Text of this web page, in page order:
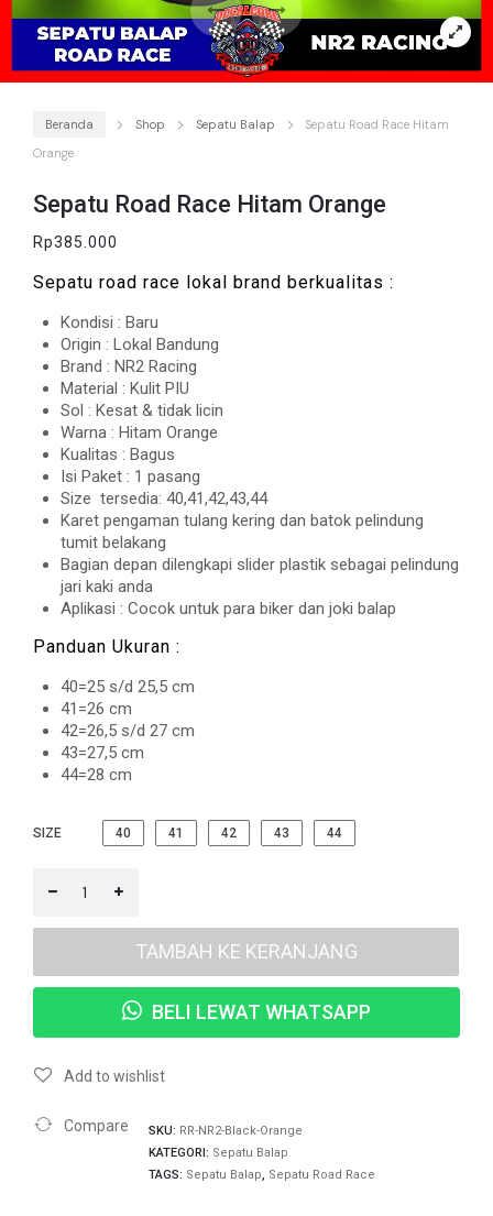
Beranda Shop Sepatu Balap
Sepatu Road Race Hitam
Orange
Sepatu Road Race Hitam Orange
Rp385.000
Sepatu road race lokal brand berkualitas :
Kondisi : Baru
Origin : Lokal Bandung
Brand : NR2 Racing
Material : Kulit PIU
Sol : Kesat & tidak licin
Warna : Hitam Orange
Kualitas : Bagus
Isi Paket : 1 pasang
Size tersedia: 40,41,42,43,44
Karet pengaman tulang kering dan batok pelindung
tumit belakang
Bagian depan dilengkapi slider plastik sebagai pelindung
jari kaki anda
Aplikasi : Cocok untuk para biker dan joki balap
Panduan Ukuran :
40=25 s/d 25,5 cm
41=26 cm
42=26,5 s/d 27 cm
43=27,5 cm
44=28 cm
SIZE 40 41 42 43 44
TAMBAH KE KERANJANG
BELI LEWAT WHATSAPP
Add to wishlist
Compare SKU: RR-NR2-Black-Orange
KATEGORI: Sepatu Balap
TAGS: Sepatu Balap, Sepatu Road Race